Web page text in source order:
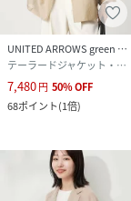
UNITED ARROWS green label relaxing
テーラードジャケット・ブレザー
7,480円 50%OFF
68ポイント(1倍)